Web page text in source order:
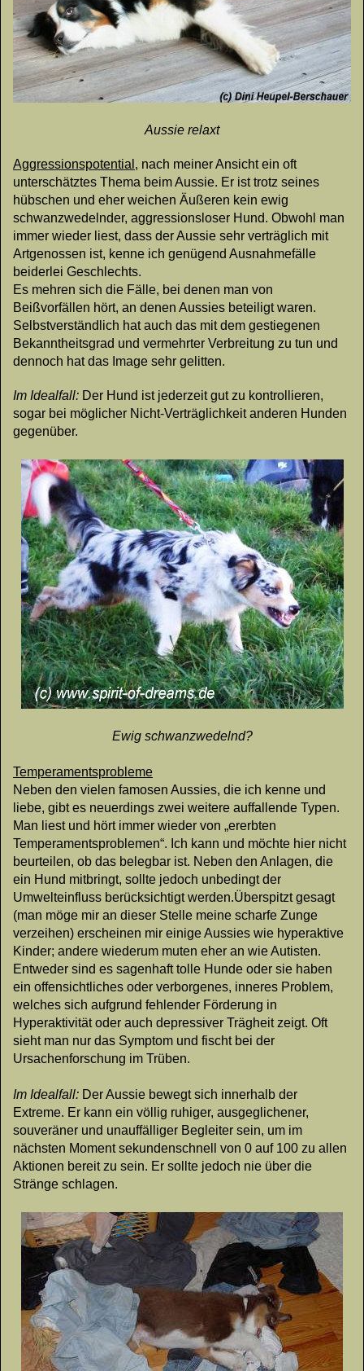
Aussie relaxt
Aggressionspotential , nach meiner Ansicht ein oft
unterschätztes Thema beim Aussie. Er ist trotz seines
hübschen und eher weichen Äußeren kein ewig
schwanzwedelnder, aggressionsloser Hund. Obwohl man
immer wieder liest, dass der Aussie sehr verträglich mit
Artgenossen ist, kenne ich genügend Ausnahmefälle
beiderlei Geschlechts.
Es mehren sich die Fälle, bei denen man von
Beißvorfällen hört, an denen Aussies beteiligt waren.
Selbstverständlich hat auch das mit dem gestiegenen
Bekanntheitsgrad und vermehrter Verbreitung zu tun und
dennoch hat das Image sehr gelitten.
Im Idealfall: Der Hund ist jederzeit gut zu kontrollieren,
sogar bei möglicher Nicht-Verträglichkeit anderen Hunden
gegenüber.
Ewig schwanzwedelnd?
Temperamentsprobleme
Neben den vielen famosen Aussies, die ich kenne und
liebe, gibt es neuerdings zwei weitere auffallende Typen.
Man liest und hört immer wieder von „ererbten
Temperamentsproblemen“. Ich kann und möchte hier nicht
beurteilen, ob das belegbar ist. Neben den Anlagen, die
ein Hund mitbringt, sollte jedoch unbedingt der
Umwelteinfluss berücksichtigt werden.Überspitzt gesagt
(man möge mir an dieser Stelle meine scharfe Zunge
verzeihen) erscheinen mir einige Aussies wie hyperaktive
Kinder; andere wiederum muten eher an wie Autisten.
Entweder sind es sagenhaft tolle Hunde oder sie haben
ein offensichtliches oder verborgenes, inneres Problem,
welches sich aufgrund fehlender Förderung in
Hyperaktivität oder auch depressiver Trägheit zeigt. Oft
sieht man nur das Symptom und fischt bei der
Ursachenforschung im Trüben.
Im Idealfall: Der Aussie bewegt sich innerhalb der
Extreme. Er kann ein völlig ruhiger, ausgeglichener,
souveräner und unauffälliger Begleiter sein, um im
nächsten Moment sekundenschnell von 0 auf 100 zu allen
Aktionen bereit zu sein. Er sollte jedoch nie über die
Stränge schlagen.